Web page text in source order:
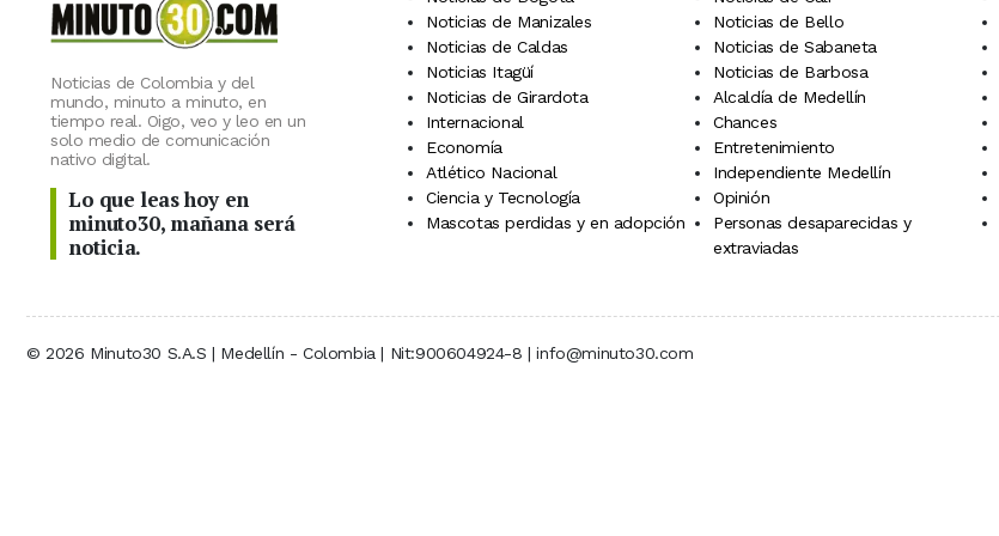
Noticias de Colombia y del
mundo, minuto a minuto, en
tiempo real. Oigo, veo y leo en un
solo medio de comunicación
nativo digital.
Lo que leas hoy en
minuto30, mañana será
noticia.
Noticias de Manizales
Noticias de Bello
Noticias de Caldas
Noticias de Sabaneta
Noticias Itagüí
Noticias de Barbosa
Noticias de Girardota
Alcaldía de Medellín
Internacional
Chances
Economía
Entretenimiento
Atlético Nacional
Independiente Medellín
Ciencia y Tecnología
Opinión
Mascotas perdidas y en adopción
Personas desaparecidas y
extraviadas
© 2026 Minuto30 S.A.S | Medellín - Colombia | Nit:900604924-8 | info@minuto30.com